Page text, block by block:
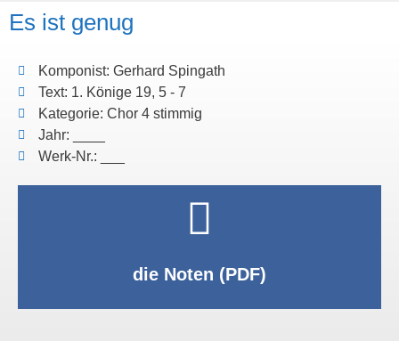
Es ist genug
Komponist: Gerhard Spingath
Text: 1. Könige 19, 5 - 7
Kategorie: Chor 4 stimmig
Jahr: ____
Werk-Nr.: ___
die Noten (PDF)